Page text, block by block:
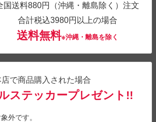
国送料880円（沖縄・離島除く）注文
合計税込3980円以上の場合
送料無料※沖縄・離島を除く
で商品購入された場合
ステッカープレゼント!!
外です。